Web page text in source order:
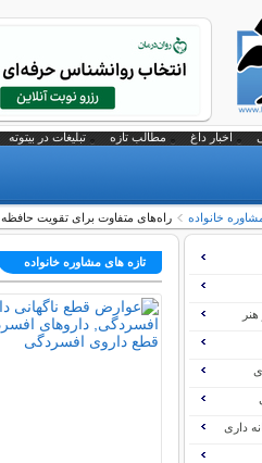
اخبار داغ مطالب تازه تبلیغات در بیتوته
خانواده راه‌های متفاوت برای تقویت حافظه
تازه های مشاوره خانواده
داری